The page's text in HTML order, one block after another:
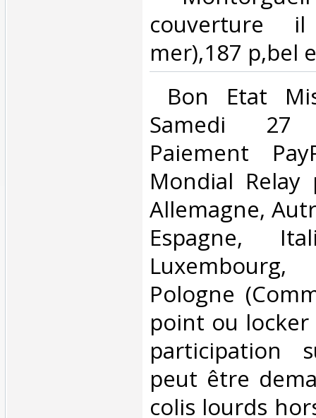
couverture
mer),187 p,bel
Bon Etat
Samedi 27
Paiement
Mondial
Allemagne,
Espagne,
Pologne
point ou locker
participation
peut être
colis lourds